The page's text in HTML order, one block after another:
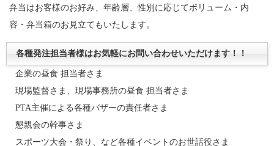
弁当はお客様のお好み、年齢層、性別に応じてボリューム・内
容・弁当箱のお見立てもいたします。
各種発注担当者様はお気軽にお問い合わせいただけます！！
企業の昼食 担当者さま
現場監督さま、現場事務所の昼食 担当者さま
PTA主催による各種バザーの責任者さま
懇親会の幹事さま
スポーツ大会・祭り、など各種イベントのお世話役さま